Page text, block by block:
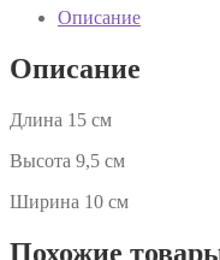
Описание
Описание
Длина 15 см
Высота 9,5 см
Ширина 10 см
Похожие